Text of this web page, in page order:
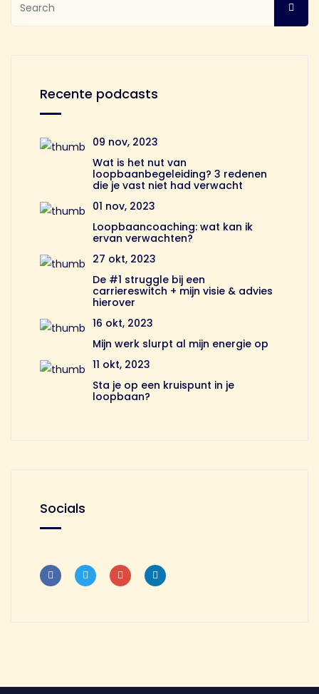
Recente podcasts
09 nov, 2023
Wat is het nut van
loopbaanbegeleiding? 3 redenen
die je vast niet had verwacht
01 nov, 2023
Loopbaancoaching: wat kan ik
ervan verwachten?
27 okt, 2023
De #1 struggle bij een
carriereswitch + mijn visie & advies
hierover
16 okt, 2023
Mijn werk slurpt al mijn energie op
11 okt, 2023
Sta je op een kruispunt in je
loopbaan?
Socials